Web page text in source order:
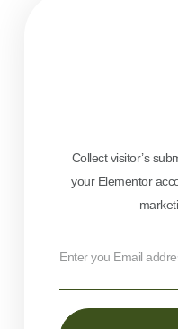
Collect visitor’s
your Elementor